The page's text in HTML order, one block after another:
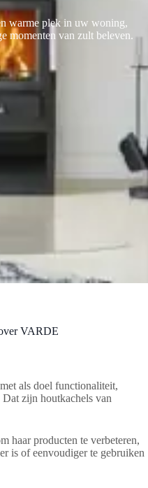
warme plek in uw woning,
momenten van zult beleven.
VARDE
als doel functionaliteit,
zijn houtkachels van
haar producten te verbeteren,
is of eenvoudiger te gebruiken